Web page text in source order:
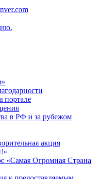
портале
в РФ и за рубежом
акция
«Самая Огромная Страна